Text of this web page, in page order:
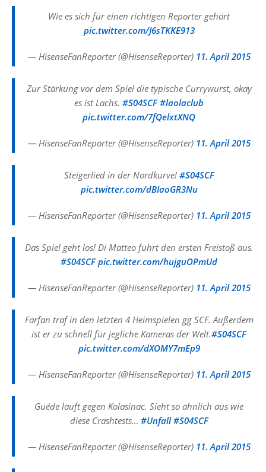
Wie es sich für einen richtigen Reporter gehört
pic.twitter.com/J6sTKKE913
— HisenseFanReporter (@HisenseReporter) 11. April 2015
Zur Stärkung vor dem Spiel die typische Currywurst, okay
es ist Lachs. #S04SCF #laolaclub
pic.twitter.com/7fQelxtXNQ
— HisenseFanReporter (@HisenseReporter) 11. April 2015
Steigerlied in der Nordkurve! #S04SCF
pic.twitter.com/dBIaoGR3Nu
— HisenseFanReporter (@HisenseReporter) 11. April 2015
Das Spiel geht los! Di Matteo führt den ersten Freistoß aus.
#S04SCF pic.twitter.com/hujguOPmUd
— HisenseFanReporter (@HisenseReporter) 11. April 2015
Farfan traf in den letzten 4 Heimspielen gg SCF. Außerdem
ist er zu schnell für jegliche Kameras der Welt.#S04SCF
pic.twitter.com/dXOMY7mEp9
— HisenseFanReporter (@HisenseReporter) 11. April 2015
Guéde läuft gegen Kolasinac. Sieht so ähnlich aus wie
diese Crashtests… #Unfall #S04SCF
— HisenseFanReporter (@HisenseReporter) 11. April 2015